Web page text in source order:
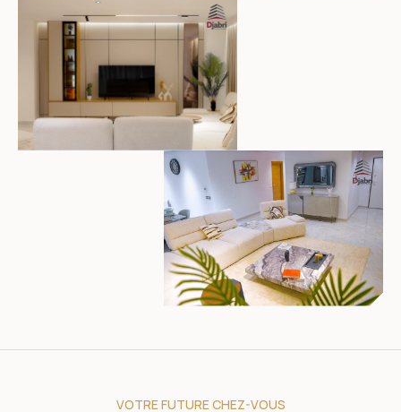
VOTRE FUTURE CHEZ-VOUS